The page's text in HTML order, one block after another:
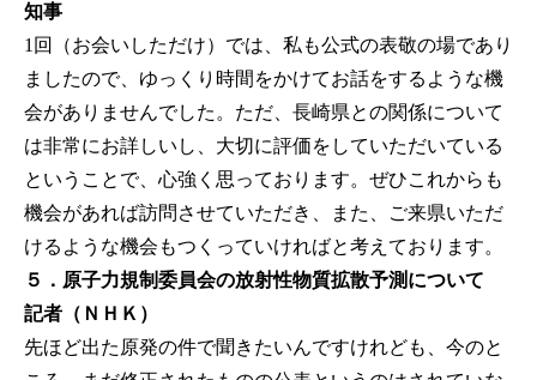
知事
1回（お会いしただけ）では、私も公式の表敬の場であり
ましたので、ゆっくり時間をかけてお話をするような機
会がありませんでした。ただ、長崎県との関係について
は非常にお詳しいし、大切に評価をしていただいている
ということで、心強く思っております。ぜひこれからも
機会があれば訪問させていただき、また、ご来県いただ
けるような機会もつくっていければと考えております。
５．原子力規制委員会の放射性物質拡散予測について
記者（ＮＨＫ）
先ほど出た原発の件で聞きたいんですけれども、今のと